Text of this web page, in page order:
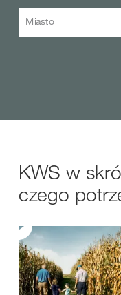
Miasto
KWS w
czego